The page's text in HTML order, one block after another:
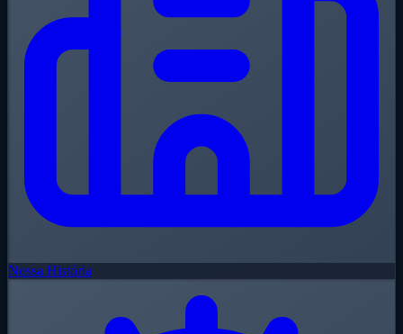
Nossa História